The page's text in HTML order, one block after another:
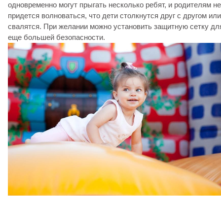
одновременно могут прыгать несколько ребят, и родителям не
придется волноваться, что дети столкнутся друг с другом или
свалятся. При желании можно установить защитную сетку
еще большей безопасности.